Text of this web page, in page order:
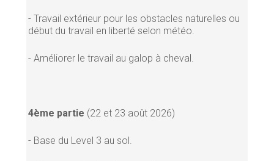
- Travail extérieur pour les obstacles naturelles ou
début du travail en liberté selon météo.
- Améliorer le travail au galop à cheval.
4ème partie (22 et 23 août 2026)
- Base du Level 3 au sol.